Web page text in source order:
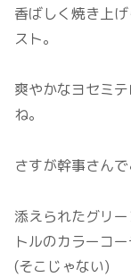
香ばしく焼き上
スト。
爽やかなヨセミ
ね。
さすが幹事さんで
添えられたグリ
トルのカラーコ
(そこじゃない)